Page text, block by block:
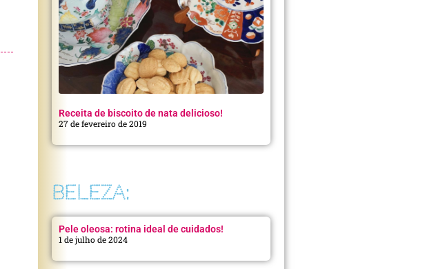
Receita de biscoito de nata delicioso!
27 de fevereiro de 2019
BELEZA:
Pele oleosa: rotina ideal de cuidados!
1 de julho de 2024